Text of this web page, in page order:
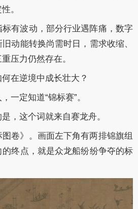
。
有波动，部分行业遇阵痛，数字
动能转换尚需时日，需求收缩、
压力仍然存在。
在逆境中成长壮大？
一定知道“锦标赛”。
，这个词就来自赛龙舟。
卷》。画面左下角有两排锦旗组
终点，就是众龙船纷纷争夺的标